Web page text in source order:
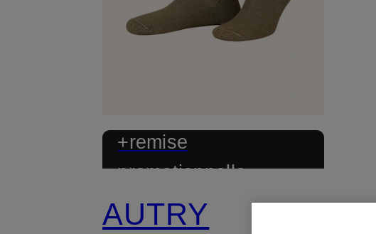
+remise
promotionnelle
AUTRY